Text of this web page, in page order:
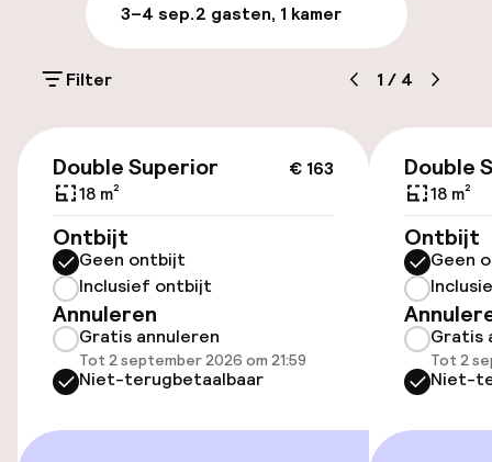
Bagageruimte
Parkeergelegenheid op eigen terrein
(buiten)
Parkeergelegenheid op eigen terrein
(binnen)
HUF 9.500,00 per dag
Openbaar parkeren
Transferservice
3–4 sep.2 gasten, 1 kamer
Filter 1 / 4
€ 163
Double Superior
18 m²
Ontbijt
Geen ontbijt
Inclusief ontbijt
Annuleren
Gratis annuleren
Tot 2 september 2026 om 21:59
Niet-terugbetaalbaar
Double
18 m²
Ontbijt
Geen
Gratis
Tot 2
Niet-